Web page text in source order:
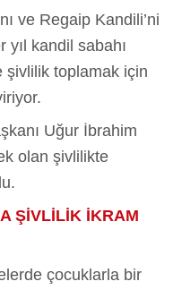
ve Regaip Kandili’ni
yıl kandil sabahı
şivlilik toplamak için
Uğur İbrahim
olan şivlilikte
ŞİVLİLİK İKRAM
çocuklarla bir